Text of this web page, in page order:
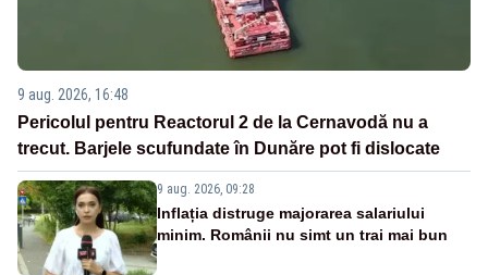
9 aug. 2026, 16:48
Pericolul pentru Reactorul 2 de la Cernavodă nu a
trecut. Barjele scufundate în Dunăre pot fi dislocate
9 aug. 2026, 09:28
Inflația distruge majorarea salariului
minim. Românii nu simt un trai mai bun